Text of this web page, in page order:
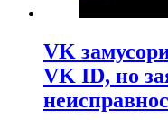
VK
VK ID, но